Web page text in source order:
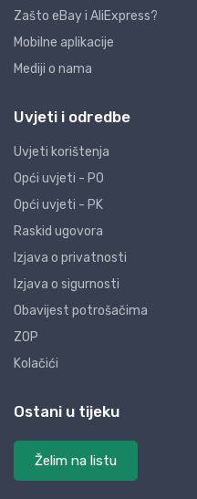
Zašto eBay i AliExpress?
Mobilne aplikacije
Mediji o nama
Uvjeti i odredbe
Uvjeti korištenja
Opći uvjeti - PO
Opći uvjeti - PK
Raskid ugovora
Izjava o privatnosti
Izjava o sigurnosti
Obavijest potrošačima
ZOP
Kolačići
Ostani u tijeku
Želim na listu